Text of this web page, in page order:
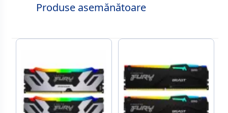
Produse asemănătoare